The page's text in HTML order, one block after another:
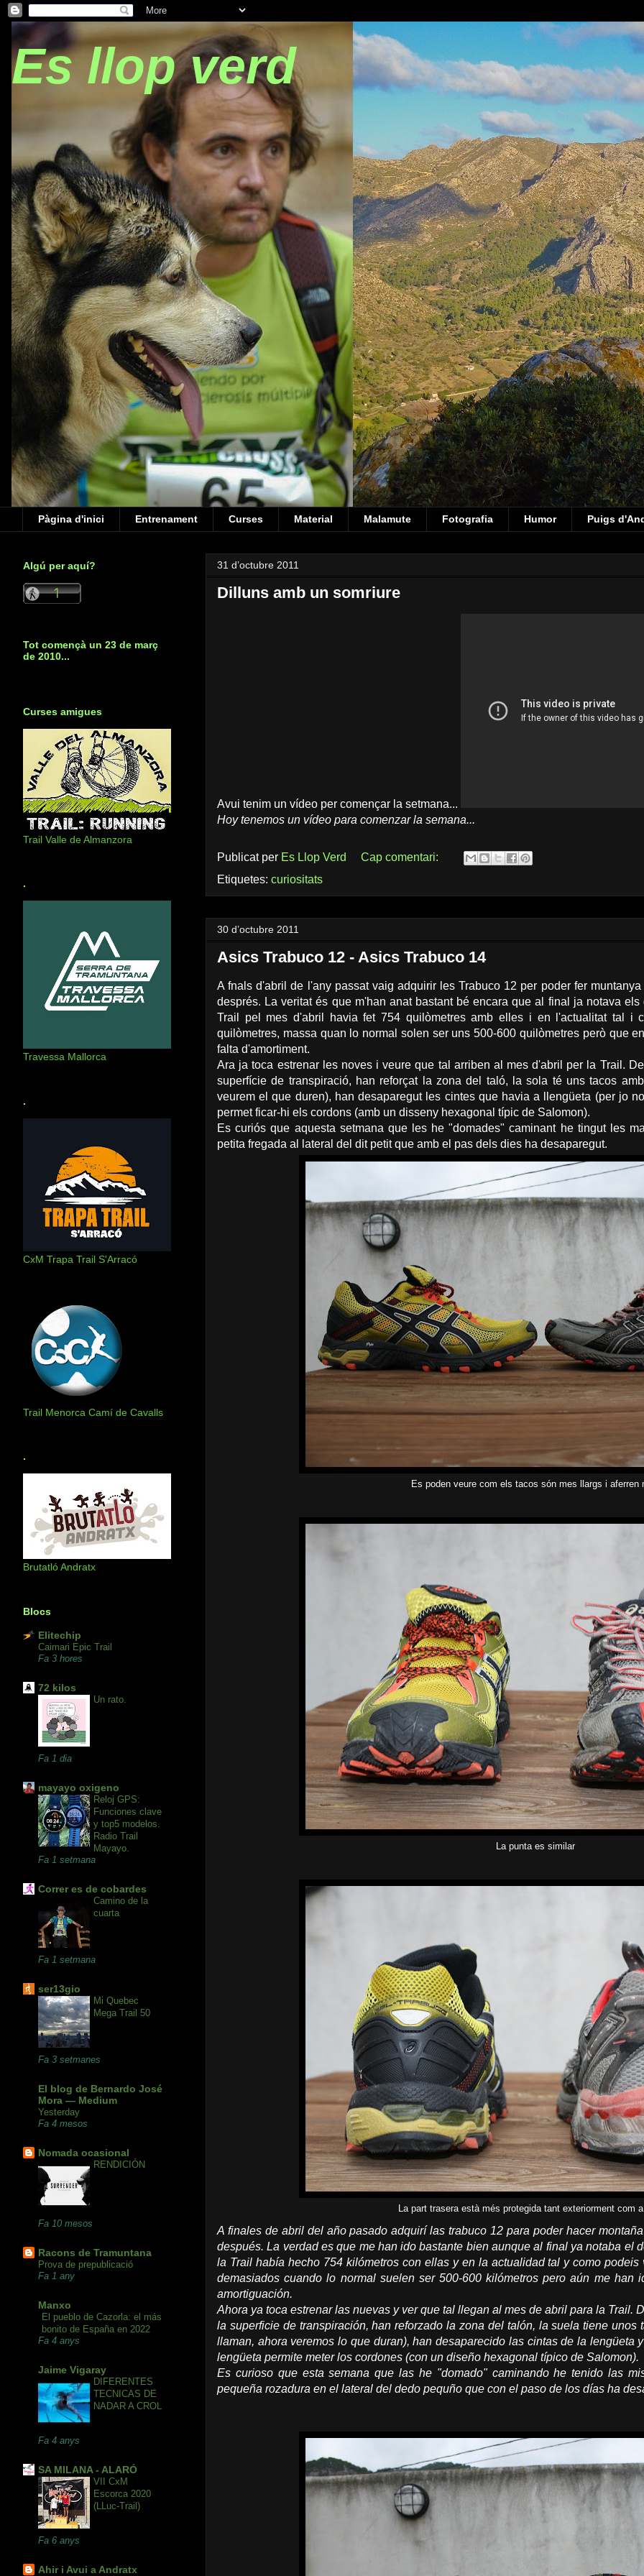
Es llop verd
Pàgina d'inici Entrenament Curses Material Malamute Fotografia Humor Puigs
31 d’octubre 2011
Dilluns amb un somriure
Avui tenim un vídeo per començar la setmana...
Hoy tenemos un vídeo para comenzar la semana...
Publicat per Es Llop Verd
Cap comentari:
Etiquetes: curiositats
30 d’octubre 2011
Asics Trabuco 12 - Asics Trabuco 14
A fnals d'abril de l'any passat vaig adquirir les Trabuco 12 per poder fer
després. La veritat és que m'han anat bastant bé encara que al final ja notava
Trail pel mes d'abril havia fet 754 quilòmetres amb elles i en l'actualitat tal i
quilòmetres, massa quan lo normal solen ser uns 500-600 quilòmetres però que
falta d'amortiment.
Ara ja toca estrenar les noves i veure que tal arriben al mes d'abril per la Trail.
superfície de transpiració, han reforçat la zona del taló, la sola té uns tacos
veurem el que duren), han desaparegut les cintes que havia a llengüeta (per jo
permet ficar-hi els cordons (amb un disseny hexagonal típic de Salomon).
Es curiós que aquesta setmana que les he "domades" caminant he tingut les
petita fregada al lateral del dit petit que amb el pas dels dies ha desaparegut.
Es poden veure com els tacos són mes llargs i aferren
La punta es similar
La part trasera està més protegida tant exteriorment com
A finales de abril del año pasado adquirí las trabuco 12 para poder hacer
después. La verdad es que me han ido bastante bien aunque al final ya notaba el
la Trail había hecho 754 kilómetros con ellas y en la actualidad tal y como
demasiados cuando lo normal suelen ser 500-600 kilómetros pero aún me han
amortiguación.
Ahora ya toca estrenar las nuevas y ver que tal llegan al mes de abril para la Trail.
la superficie de transpiración, han reforzado la zona del talón, la suela tiene unos
llaman, ahora veremos lo que duran), han desaparecido las cintas de la lengüeta
lengüeta permite meter los cordones (con un diseño hexagonal típico de Salomon).
Es curioso que esta semana que las he "domado" caminando he tenido las
pequeña rozadura en el lateral del dedo pequño que con el paso de los días ha
Algú per aquí?
Tot començà un 23 de març
de 2010...
Curses amigues
Trail Valle de Almanzora
.
Travessa Mallorca
.
CxM Trapa Trail S'Arracó
Trail Menorca Camí de Cavalls
.
Brutatló Andratx
Blocs
Elitechip
Caimari Epic Trail
Fa 3 hores
72 kilos
Un rato.
Fa 1 dia
mayayo oxigeno
Reloj GPS:
Funciones clave
y top5 modelos.
Radio Trail
Mayayo.
Fa 1 setmana
Correr es de cobardes
Camino de la
cuarta
Fa 1 setmana
ser13gio
Mi Quebec
Mega Trail 50
Fa 3 setmanes
El blog de Bernardo José
Mora — Medium
Yesterday
Fa 4 mesos
Nomada ocasional
RENDICIÓN
Fa 10 mesos
Racons de Tramuntana
Prova de prepublicació
Fa 1 any
Manxo
El pueblo de Cazorla: el más
bonito de España en 2022
Fa 4 anys
Jaime Vigaray
DIFERENTES
TECNICAS DE
NADAR A CROL
Fa 4 anys
SA MILANA - ALARÓ
VII CxM
Escorca 2020
(LLuc-Trail)
Fa 6 anys
Ahir i Avui a Andratx